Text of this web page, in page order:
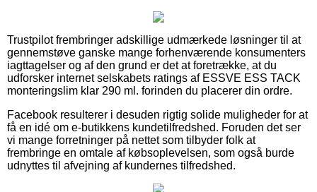
Trustpilot frembringer adskillige udmærkede løsninger til at
gennemstøve ganske mange forhenværende konsumenters
iagttagelser og af den grund er det at foretrække, at du
udforsker internet selskabets ratings af ESSVE ESS TACK
monteringslim klar 290 ml. forinden du placerer din ordre.
Facebook resulterer i desuden rigtig solide muligheder for at
få en idé om e-butikkens kundetilfredshed. Foruden det ser
vi mange forretninger på nettet som tilbyder folk at
frembringe en omtale af købsoplevelsen, som også burde
udnyttes til afvejning af kundernes tilfredshed.